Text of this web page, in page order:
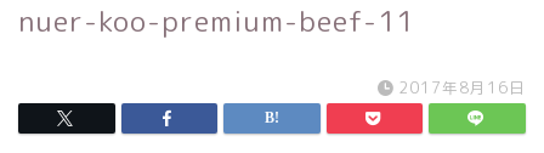
nuer-koo-premium-beef-11
2017年8月16日